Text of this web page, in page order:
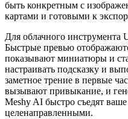
быть конкретным с
картами и готовыми к
Для облачного инструмента
Быстрые превью
показывают миниатюры и
настраивать подсказку и
заметное трение в первые
вызывают привыкание, и
Meshy AI быстро съедят
целенаправленными.